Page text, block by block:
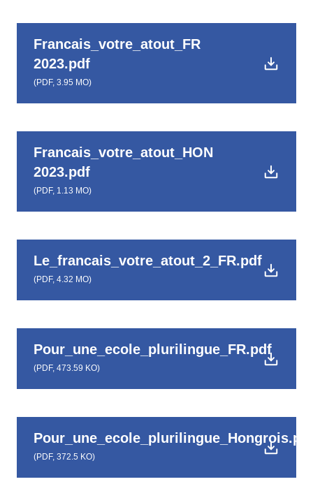
Francais_votre_atout_FR
2023.pdf
(PDF, 3.95 MO)
Francais_votre_atout_HON
2023.pdf
(PDF, 1.13 MO)
Le_francais_votre_atout_2_FR.pdf
(PDF, 4.32 MO)
Pour_une_ecole_plurilingue_FR.pdf
(PDF, 473.59 KO)
(PDF, 372.5 KO)